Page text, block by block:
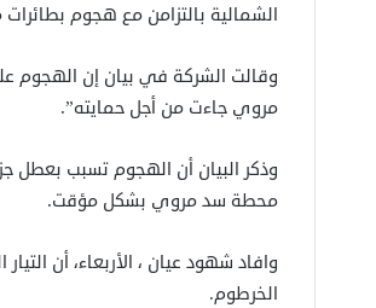
الشمالية بالتزامن مع هجوم
وقالت الشركة في بيان إن الهجوم
مروي جاءت من أجل حمايته”.
وذكر البيان أن الهجوم تسبب بعطل
محطة سد مروي بشكل مؤقت.
وافاد شهود عيان ، الأربعاء، أن
الخرطوم.